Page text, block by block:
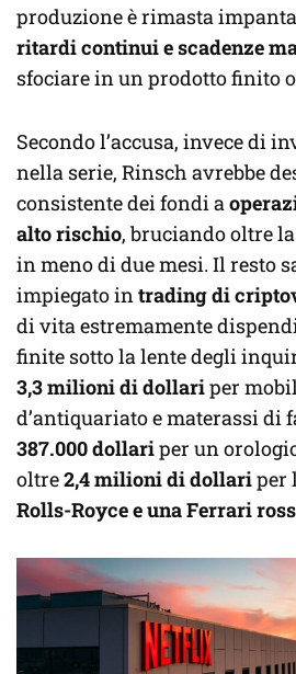
produzione è rimasta
ritardi continui e scadenze
sfociare in un prodotto finito
Secondo l’accusa, invece di
nella serie, Rinsch avrebbe
consistente dei fondi a
alto rischio, bruciando oltre
in meno di due mesi. Il resto
impiegato in trading di
di vita estremamente
finite sotto la lente degli
3,3 milioni di dollariper
d’antiquariato e materassi di
387.000 dollariper un
oltre2,4 milioni di dollariper
Rolls-Royce e una Ferrari